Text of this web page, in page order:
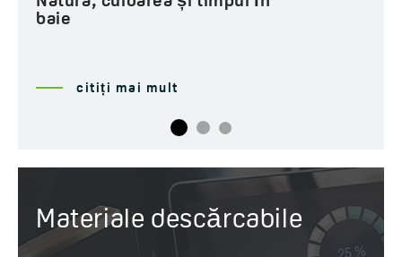
a accesoriilor pentru baie
citiți mai mult
Materiale descărcabile